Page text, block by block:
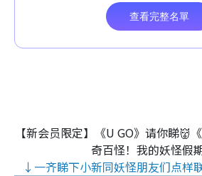
【新会员限定】《U GO》请你睇👹
奇百怪！我的妖怪假期
↓一齐睇下小新同妖怪朋友们点样